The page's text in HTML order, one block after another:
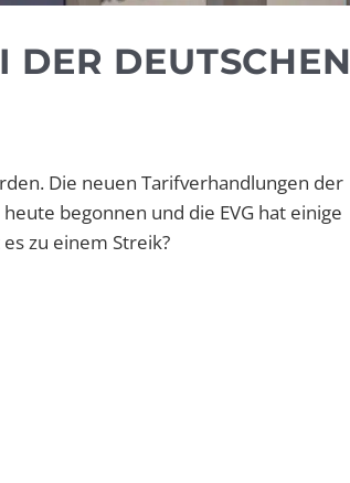
DER DEUTSCHEN
Die neuen Tarifverhandlungen der
begonnen und die EVG hat einige
zu einem Streik?